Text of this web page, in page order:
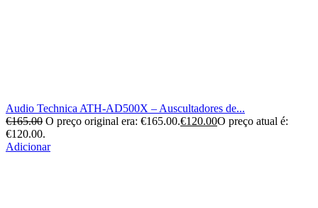
Audio Technica ATH-AD500X – Auscultadores de...
€165.00 O preço original era: €165.00.€120.00O preço atual é:
€120.00.
Adicionar